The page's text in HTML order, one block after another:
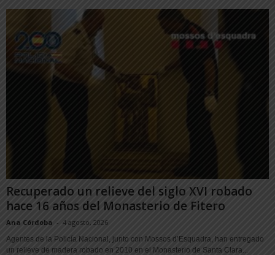
Recuperado un relieve del siglo XVI robado
hace 16 años del Monasterio de Fitero
Ana Córdoba - 4 agosto, 2026
Agentes de la Policía Nacional, junto con Mossos d’Esquadra, han entregado
un relieve de madera robado en 2010 en el Monasterio de Santa Clara...